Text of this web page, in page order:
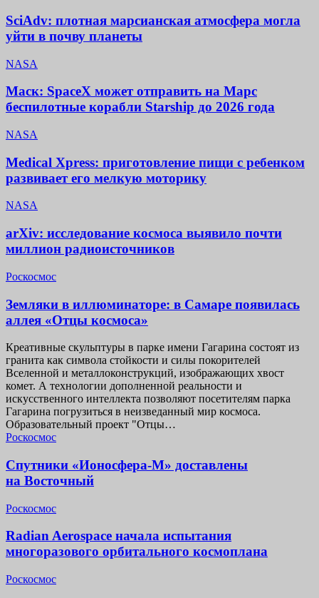
SciAdv: плотная марсианская атмосфера могла
уйти в почву планеты
NASA
Маск: SpaceX может отправить на Марс
беспилотные корабли Starship до 2026 года
NASA
Medical Xpress: приготовление пищи с ребенком
развивает его мелкую моторику
NASA
arXiv: исследование космоса выявило почти
миллион радиоисточников
Роскосмос
Земляки в иллюминаторе: в Самаре появилась
аллея «Отцы космоса»
Креативные скульптуры в парке имени Гагарина состоят из
гранита как символа стойкости и силы покорителей
Вселенной и металлоконструкций, изображающих хвост
комет. А технологии дополненной реальности и
искусственного интеллекта позволяют посетителям парка
Гагарина погрузиться в неизведанный мир космоса.
Образовательный проект "Отцы…
Роскосмос
Спутники «Ионосфера-М» доставлены
на Восточный
Роскосмос
Radian Aerospace начала испытания
многоразового орбитального космоплана
Роскосмос